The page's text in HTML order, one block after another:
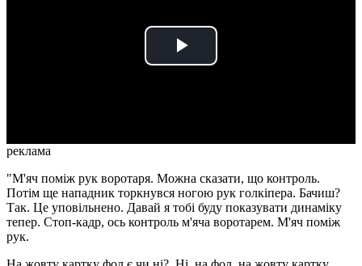
Play
реклама
"М'яч поміж рук воротаря. Можна сказати, що контроль.
Потім ще нападник торкнувся ногою рук голкіпера. Бачиш?
Так. Це уповільнено. Давай я тобі буду показувати динаміку
тепер. Стоп-кадр, ось контроль м'яча воротарем. М'яч поміж
рук.